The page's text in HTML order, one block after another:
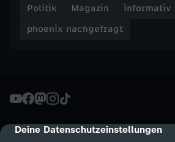
cmp-dialog-description
Deine Datenschutzeinstellungen
r
t
-
Politik Magazin
informativ
phoenix nachgefragt